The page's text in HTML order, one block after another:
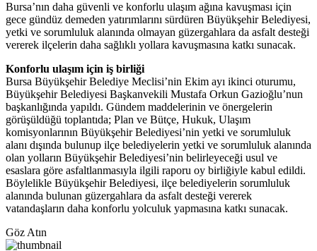
Bursa’nın daha güvenli ve konforlu ulaşım ağına kavuşması için
gece gündüz demeden yatırımlarını sürdüren Büyükşehir Belediyesi,
yetki ve sorumluluk alanında olmayan güzergahlara da asfalt desteği
vererek ilçelerin daha sağlıklı yollara kavuşmasına katkı sunacak.
Konforlu ulaşım için iş birliği
Bursa Büyükşehir Belediye Meclisi’nin Ekim ayı ikinci oturumu,
Büyükşehir Belediyesi Başkanvekili Mustafa Orkun Gazioğlu’nun
başkanlığında yapıldı. Gündem maddelerinin ve önergelerin
görüşüldüğü toplantıda; Plan ve Bütçe, Hukuk, Ulaşım
komisyonlarının Büyükşehir Belediyesi’nin yetki ve sorumluluk
alanı dışında bulunup ilçe belediyelerin yetki ve sorumluluk alanında
olan yolların Büyükşehir Belediyesi’nin belirleyeceği usul ve
esaslara göre asfaltlanmasıyla ilgili raporu oy birliğiyle kabul edildi.
Böylelikle Büyükşehir Belediyesi, ilçe belediyelerin sorumluluk
alanında bulunan güzergahlara da asfalt desteği vererek
vatandaşların daha konforlu yolculuk yapmasına katkı sunacak.
Göz Atın